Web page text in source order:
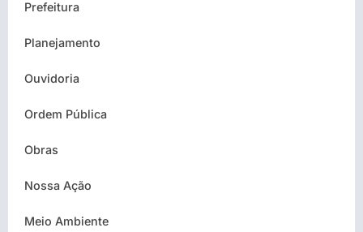
Prefeitura
Planejamento
Ouvidoria
Ordem Pública
Obras
Nossa Ação
Meio Ambiente